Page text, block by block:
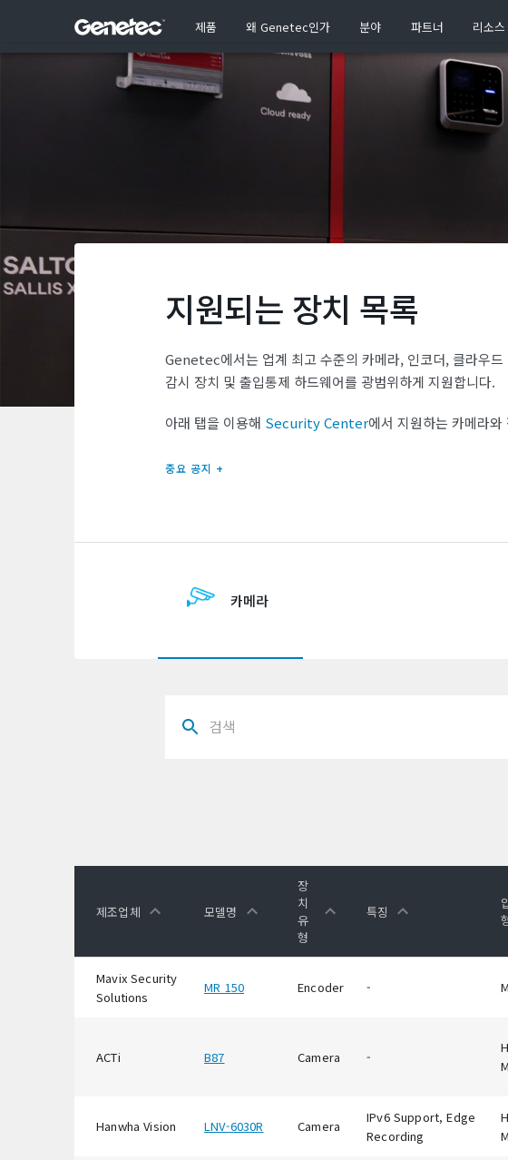
제품 왜 Genetec인가 분야 파트너 리소스
지원되는 장치 목록
Genetec에서는 업계 최고 수준의 카메라, 인코더, 클라우
감시 장치 및 출입통제 하드웨어를 광범위하게 지원합니다.
아래 탭을 이용해 Security Center에서 지원하는 카메라
중요 공지 +
카메라
제조업체 모델명
장
치
유
형
특징
Mavix Security
Solutions
MR 150 Encoder -
ACTi B87 Camera -
Hanwha Vision LNV-6030R Camera
IPv6 Support, Edge
Recording